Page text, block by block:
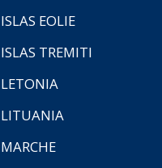
ISLAS EOLIE
ISLAS TREMITI
LETONIA
LITUANIA
MARCHE